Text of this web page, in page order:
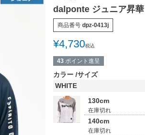
dalponte ジュニア昇
商品番号 dpz-0413j
¥4,730税込
43 ポイント進呈
カラー サイズ
WHITE
130cm
在庫切れ
140cm
在庫切れ